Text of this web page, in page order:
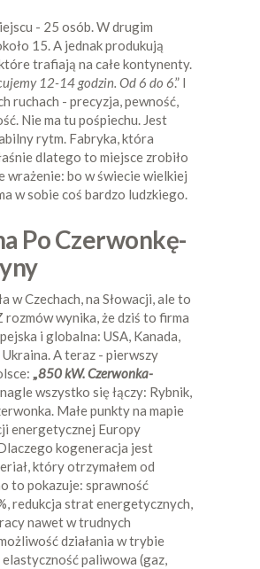
- 25 osób. W drugim
15. A jednak produkują
trafiają na całe kontynenty.
12-14 godzin. Od 6 do 6.” I
ruchach - precyzja, pewność,
Nie ma tu pośpiechu. Jest
rytm. Fabryka, która
dlatego to miejsce zrobiło
wrażenie: bo w świecie wielkiej
w sobie coś bardzo ludzkiego.
Po Czerwonkę-
w Czechach, na Słowacji, ale to
rozmów wynika, że dziś to firma
i globalna: USA, Kanada,
Ukraina. A teraz - pierwszy
„850 kW. Czerwonka-
wszystko się łączy: Rybnik,
Małe punkty na mapie
energetycznej Europy
kogeneracja jest
który otrzymałem od
to pokazuje: sprawność
redukcja strat energetycznych,
nawet w trudnych
działania w trybie
paliwowa (gaz,